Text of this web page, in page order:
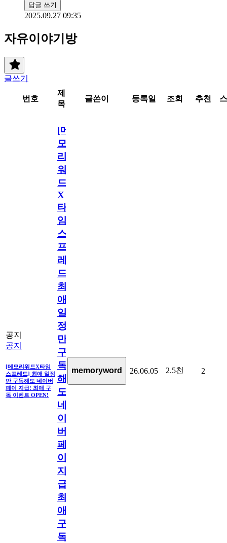
답글 쓰기
2025.09.27 09:35
자유이야기방
글쓰기
번호
제
목
글쓴이 등록일 조회 추천
공지
공지
[메모리워드X타임
스프레드] 최애 일정
만 구독해도 네이버
페이 지급! 최애 구
독 이벤트 OPEN!
[메
모
리
워
드
X
타
임
스
프
레
드]
최
애
일
정
만
구
독
해
도
네
이
버
페
이
지
급!
최
애
구
독
memoryword 26.06.05 2.5천 2